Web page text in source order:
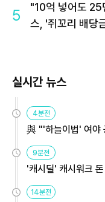
5
"10억 넣어도
스, '쥐꼬리 배당
실시간 뉴스
4분전
與 "'하늘이법' 여야
9분전
'캐시딜' 캐시워크
14분전